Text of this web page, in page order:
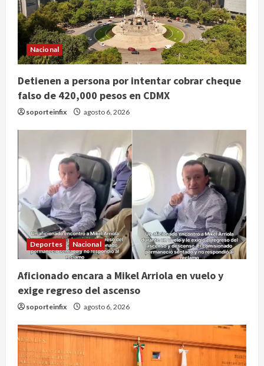
Nacional
Detienen a persona por intentar cobrar cheque
falso de 420,000 pesos en CDMX
soporteinfix agosto 6, 2026
Deportes Nacional
Aficionado encara a Mikel Arriola en vuelo y
exige regreso del ascenso
soporteinfix agosto 6, 2026
2
Internacional
Perez Hilton es hospitalizado tras
autolesionarse en vivo por TikTok
en Miami
agosto 6, 2026
Deportes
Aficionado encara a Mikel Arriola en
vuelo y exige regreso del ascenso